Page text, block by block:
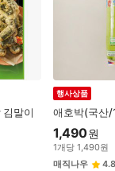
김말이
애호박(국산/
행사상품
1,490원
1개당 1,490원
매직나우
4.8